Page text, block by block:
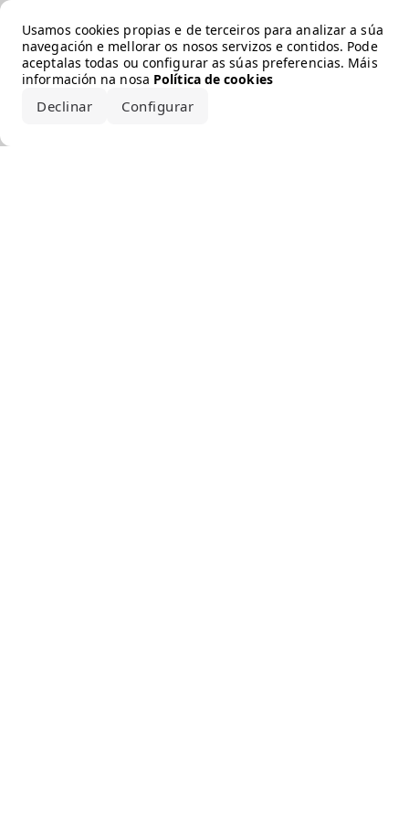
Usamos cookies propias e de terceiros para analizar a súa
navegación e mellorar os nosos servizos e contidos. Pode
aceptalas todas ou configurar as súas preferencias. Máis
información na nosa Política de cookies
Declinar Configurar
Error loading the brand